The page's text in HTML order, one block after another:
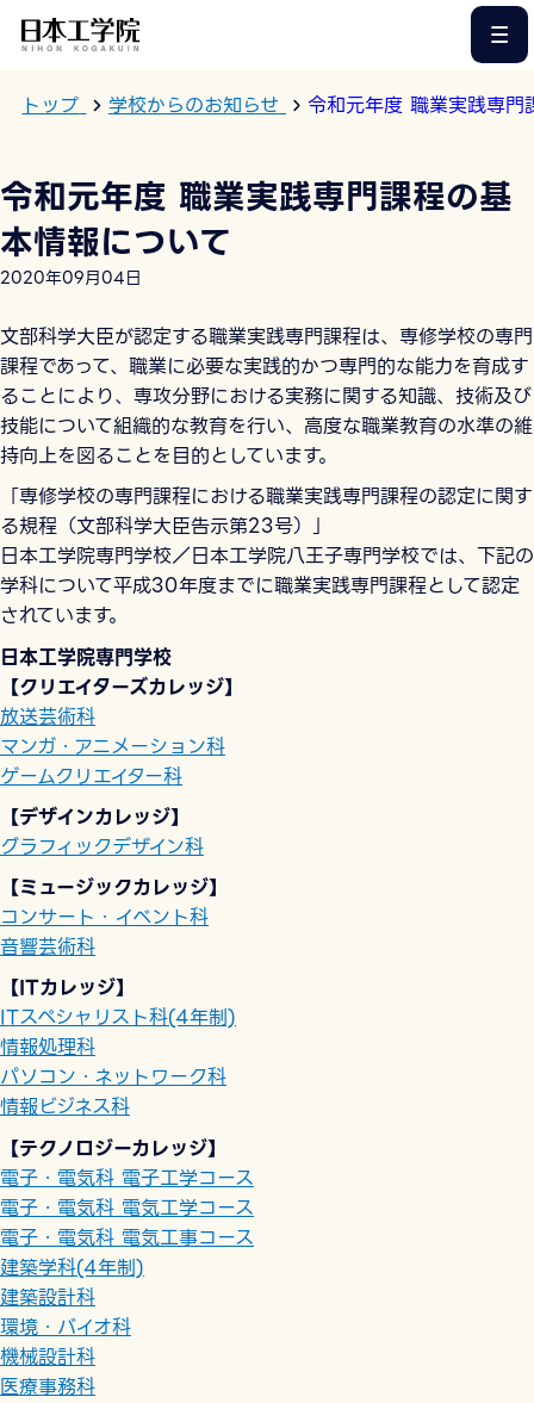
トップ 学校からのお知らせ 令和元年度 職業実践専門
令和元年度 職業実践専門課程の基
本情報について
2020年09月04日
文部科学大臣が認定する職業実践専門課程は、専修学校の専門
課程であって、職業に必要な実践的かつ専門的な能力を育成す
ることにより、専攻分野における実務に関する知識、技術及び
技能について組織的な教育を行い、高度な職業教育の水準の維
持向上を図ることを目的としています。
「専修学校の専門課程における職業実践専門課程の認定に関す
る規程（文部科学大臣告示第23号）」
日本工学院専門学校／日本工学院八王子専門学校では、下記の
学科について平成30年度までに職業実践専門課程として認定
されています。
日本工学院専門学校
【クリエイターズカレッジ】
放送芸術科
マンガ・アニメーション科
ゲームクリエイター科
【デザインカレッジ】
グラフィックデザイン科
【ミュージックカレッジ】
コンサート・イベント科
音響芸術科
【ITカレッジ】
ITスペシャリスト科(4年制)
情報処理科
パソコン・ネットワーク科
情報ビジネス科
【テクノロジーカレッジ】
電子・電気科 電子工学コース
電子・電気科 電気工学コース
電子・電気科 電気工事コース
建築学科(4年制)
建築設計科
環境・バイオ科
機械設計科
医療事務科